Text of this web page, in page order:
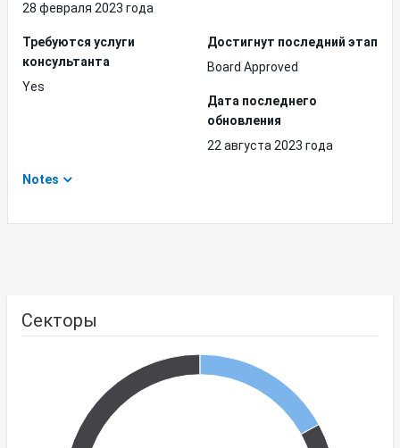
28 февраля 2023 года
Требуются услуги
консультанта
Yes
Достигнут последний этап
Board Approved
Дата последнего
обновления
22 августа 2023 года
Notes
Секторы